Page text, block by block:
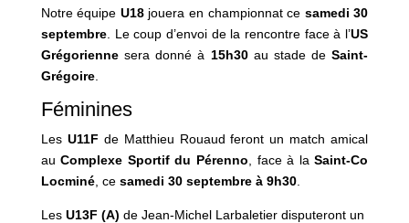
Notre équipe U18jouera en championnat ce samedi 30
septembre. Le coup d’envoi de la rencontre face à l’US
Grégoriennesera donné à 15h30 au stade de Saint-
Grégoire.
Féminines
Les U11F de Matthieu Rouaud feront un match amical
auComplexe Sportif du Pérenno , face à la Saint-Co
Locminé, ce samedi 30 septembreà 9h30.
Les U13F (A) de Jean-Michel Larbaletier disputeront un